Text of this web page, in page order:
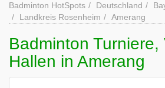
Badminton HotSpots Deutschland
Landkreis Rosenheim
Amerang
Badminton Turniere,
Hallen in Amerang